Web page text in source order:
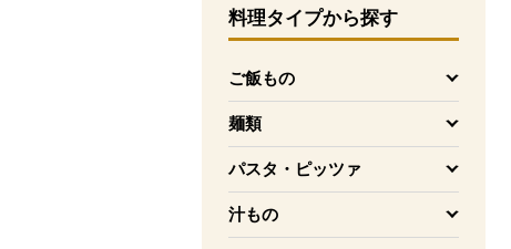
料理タイプから探す
ご飯もの
を開く
麺類
を開く
パスタ・ピッツァ
を開く
汁もの
を開く